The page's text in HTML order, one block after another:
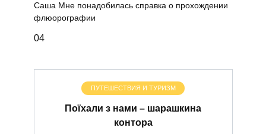
Саша Мне понадобилась справка о прохождении
флюорографии
04
ПУТЕШЕСТВИЯ И ТУРИЗМ
Поїхали з нами – шарашкина
контора